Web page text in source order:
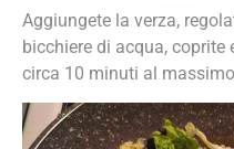
Aggiungete la verza,
bicchiere di acqua,
circa 10 minuti al